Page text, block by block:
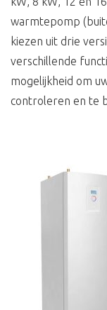
warmtepomp
kiezen uit drie
verschillende
mogelijkheid om
controleren en te